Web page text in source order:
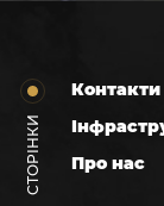
СТОРІНКИ
Контакти
Про нас